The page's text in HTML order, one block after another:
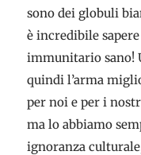
sono dei globuli
è incredibile
immunitario sano!
quindi l’arma
per noi e per i
ma lo abbiamo
ignoranza